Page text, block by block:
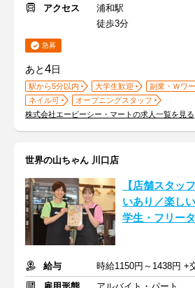
アクセス
浦和駅
徒歩3分
急募
あと4日
駅から5分以内 大学生歓迎
副業・Ｗワ
ネイル可
オープニングスタッフ
株式会社エービーシー・マートの求人一覧を見る
世界の山ちゃん 川口店
【店舗スタッ
いあり／楽し
学生・フリー
給与
時給1150円～1438円 +